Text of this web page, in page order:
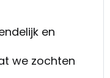
en
we zochten